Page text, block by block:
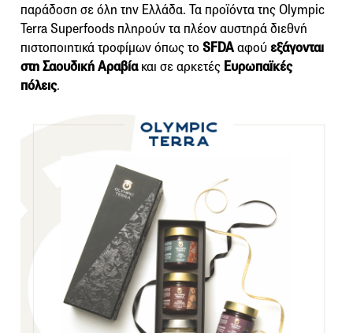
παράδοση σε όλη την Ελλάδα. Τα προϊόντα της Olympic
Terra Superfoods πληρούν τα πλέον αυστηρά διεθνή
πιστοποιητικά τροφίμων όπως το SFDAαφού εξάγονται
στη Σαουδική Αραβίακαι σε αρκετές Ευρωπαϊκές
πόλεις.